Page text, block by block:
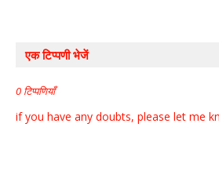
एक टिप्पणी भेजें
0 टिप्पणियाँ
if you have any doubts, please let me